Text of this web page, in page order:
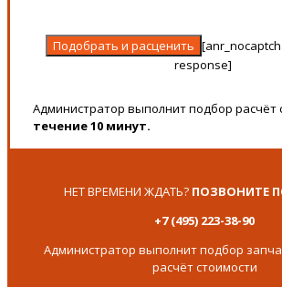
response]
Администратор выполнит подбор расчёт
течение 10 минут.
НЕТ ВРЕМЕНИ ЖДАТЬ? ПОЗВОНИТЕ
+7 (495) 223-38-90
Администратор выполнит подбор
расчёт стоимости